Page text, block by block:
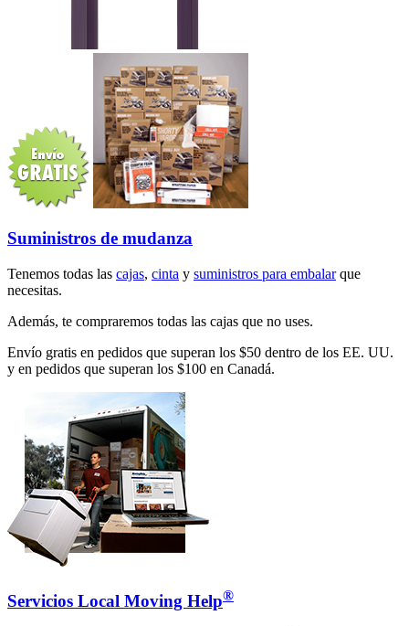
Suministros de mudanza
Tenemos todas las cajas, cinta y suministros para embalarque
necesitas.
Además, te compraremos todas las cajas que no uses.
Envío gratis en pedidos que superan los $50 dentro de los EE. UU.
y en pedidos que superan los $100 en Canadá.
Servicios Local Moving Help®